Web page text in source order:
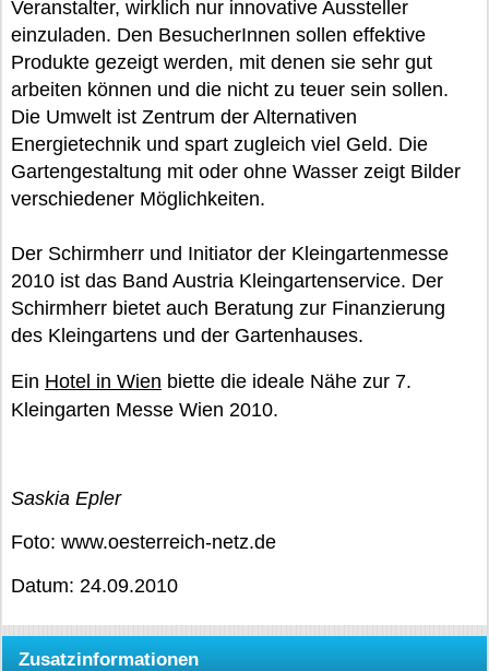
Veranstalter, wirklich nur innovative Aussteller
einzuladen. Den BesucherInnen sollen effektive
Produkte gezeigt werden, mit denen sie sehr gut
arbeiten können und die nicht zu teuer sein sollen.
Die Umwelt ist Zentrum der Alternativen
Energietechnik und spart zugleich viel Geld. Die
Gartengestaltung mit oder ohne Wasser zeigt Bilder
verschiedener Möglichkeiten.
Der Schirmherr und Initiator der Kleingartenmesse
2010 ist das Band Austria Kleingartenservice. Der
Schirmherr bietet auch Beratung zur Finanzierung
des Kleingartens und der Gartenhauses.
Ein Hotel in Wien biette die ideale Nähe zur 7.
Kleingarten Messe Wien 2010.
Saskia Epler
Foto: www.oesterreich-netz.de
Datum: 24.09.2010
Zusatzinformationen